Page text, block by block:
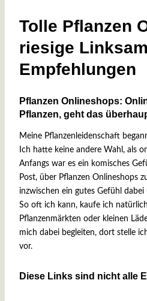
Tolle Pflanzen
riesige
Empfehlungen
Vonpflanzenjunkie
26.
April
Pflanzen Onlineshops:
Pflanzen, geht das
Meine Pflanzenleidenschaft
Ich hatte keine andere Wahl, als
Anfangs war es ein komisches
Post, über Pflanzen Onlineshops
inzwischen ein gutes Gefühl
So oft ich kann, kaufe ich
Pflanzenmärkten oder kleinen
mich dabei begleiten, dort stelle
vor.
Diese Links sind nicht alle